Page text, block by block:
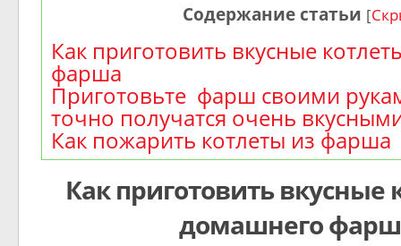
Содержание статьи [
Как приготовить вкусные
фарша
Приготовьте фарш своими
точно получатся очень
Как пожарить котлеты из фарша
Как приготовить вкусные
домашнего